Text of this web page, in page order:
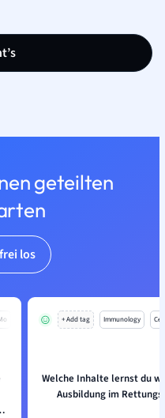
geteilten
los
+ Add tag Immunology
Welche Inhalte lernst du
Ausbildung im